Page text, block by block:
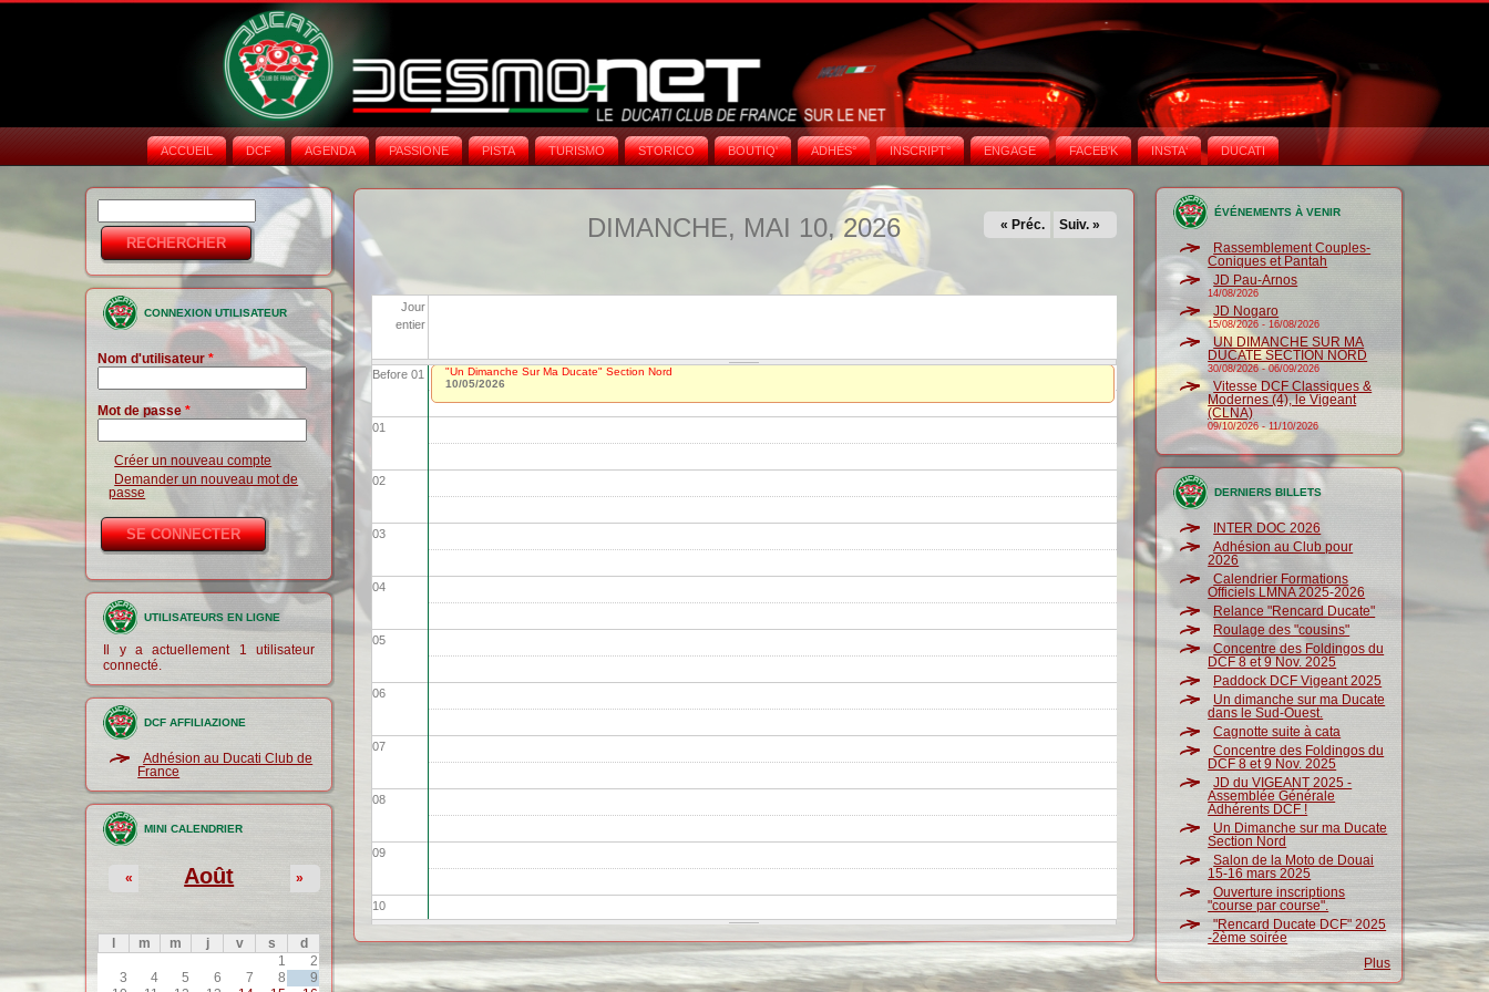
ACCUEIL DCF AGENDA PASSIONE PISTA TURISMO STORICO BOUTIQ' ADHÉS° INSCRIPT° ENGAGE FACEB'K INSTA‘ DUCATI
Formulaire de
recherche
CONNEXION UTILISATEUR
Nom d'utilisateur*
Mot de passe*
Créer un nouveau compte
Demander un nouveau mot de
passe
UTILISATEURS EN LIGNE
Il y a actuellement 1 utilisateur
connecté.
DCF AFFILIAZIONE
Adhésion au Ducati Club de
France
MINI CALENDRIER
Août
« »
m m j v s
d
1
2
3
4 5 6 7 8
9
DIMANCHE, MAI 10, 2026 « Préc. Suiv. »
Jour
entier
Before 01
01
02
03
04
05
06
07
08
09
10
"Un Dimanche Sur Ma Ducate" Section Nord
10/05/2026
ÉVÉNEMENTS À VENIR
Rassemblement Couples-
Coniques et Pantah
JD Pau-Arnos
14/08/2026
JD Nogaro
15/08/2026 -16/08/2026
UN DIMANCHE SUR MA
DUCATE SECTION NORD
30/08/2026-06/09/2026
Vitesse DCF Classiques &
Modernes (4), le Vigeant
(CLNA)
09/10/2026-11/10/2026
DERNIERS BILLETS
INTER DOC 2026
Adhésion au Club pour
2026
Calendrier Formations
Officiels LMNA 2025-2026
Relance "Rencard Ducate"
Roulage des "cousins"
Concentre des Foldingos du
DCF 8 et 9 Nov. 2025
Paddock DCF Vigeant 2025
Un dimanche sur ma Ducate
dans le Sud-Ouest.
Cagnotte suite à cata
Concentre des Foldingos du
DCF 8 et 9 Nov. 2025
JD du VIGEANT 2025 -
Assemblée Générale
Adhérents DCF !
Un Dimanche sur ma Ducate
Section Nord
Salon de la Moto de Douai
15-16 mars 2025
Ouverture inscriptions
"course par course".
"Rencard Ducate DCF" 2025
-2ème soirée
Plus